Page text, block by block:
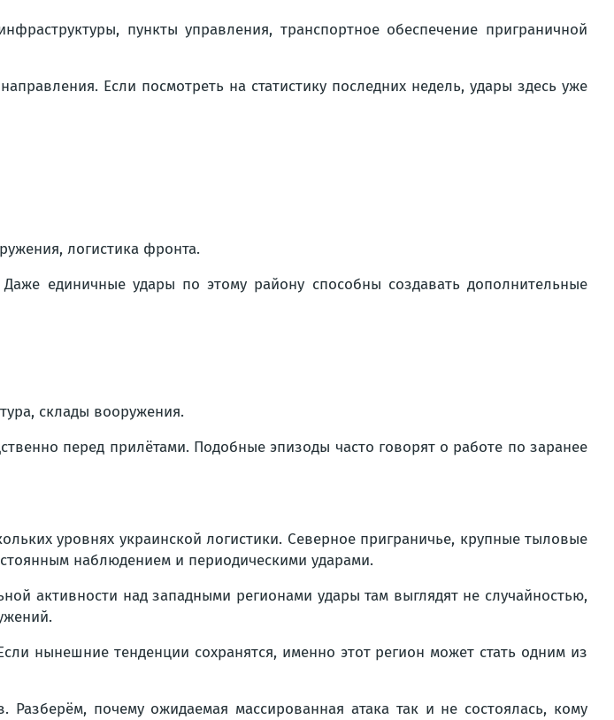
пункты управления, транспортное обеспечение приграничной
Если посмотреть на статистику последних недель, удары здесь уже
логистика фронта.
единичные удары по этому району способны создавать дополнительные
склады вооружения.
перед прилётами. Подобные эпизоды часто говорят о работе по заранее
уровнях украинской логистики. Северное приграничье, крупные тыловые
наблюдением и периодическими ударами.
активности над западными регионами удары там выглядят не случайностью,
нынешние тенденции сохранятся, именно этот регион может стать одним из
почему ожидаемая массированная атака так и не состоялась, кому